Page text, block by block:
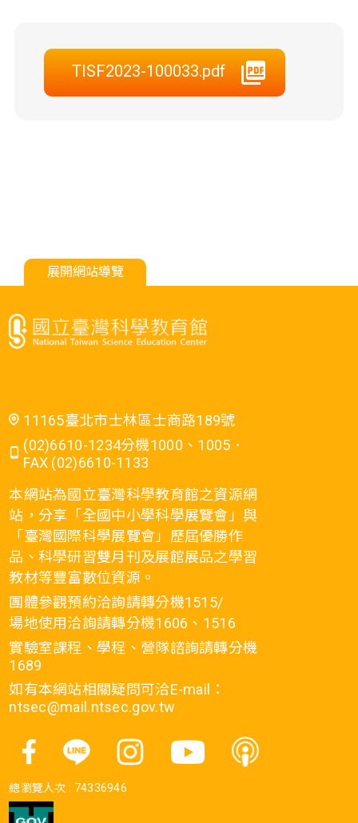
TISF2023-100033.pdf
展開網站導覽
11165臺北市士林區士商路189號
(02)6610-1234分機1000、1005．
FAX (02)6610-1133
本網站為國立臺灣科學教育館之資源網
站，分享「全國中小學科學展覽會」與
「臺灣國際科學展覽會」歷屆優勝作
品、科學研習雙月刊及展館展品之學習
教材等豐富數位資源。
團體參觀預約洽詢請轉分機1515/
場地使用洽詢請轉分機1606、1516
實驗室課程、學程、營隊諮詢請轉分機
1689
如有本網站相關疑問可洽E-mail：
ntsec@mail.ntsec.gov.tw
總瀏覽人次 : 74336946